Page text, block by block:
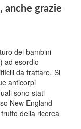
anche grazie
dei bambini
ad esordio
da trattare. Si
anticorpi
sono stati
New England
della ricerca